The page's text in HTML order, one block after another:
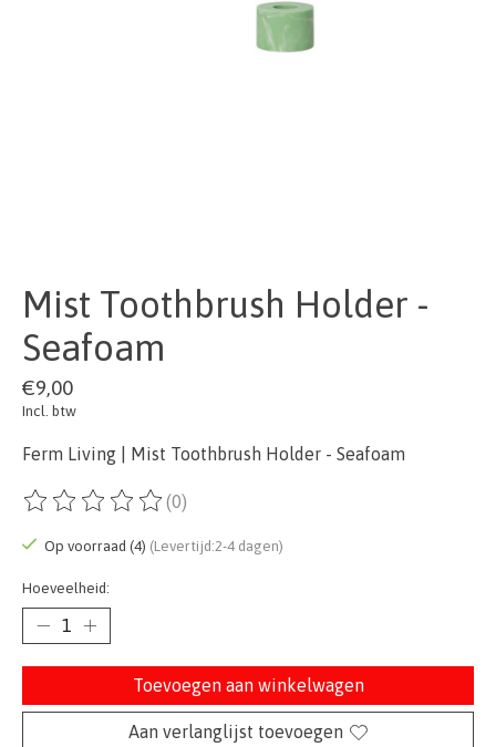
Mist Toothbrush Holder -
Seafoam
€9,00
Incl. btw
Ferm Living | Mist Toothbrush Holder - Seafoam
De beoordeling van dit product is
(0)
Op voorraad (4) (Levertijd:2-4 dagen)
Hoeveelheid:
Toevoegen aan winkelwagen
Aan verlanglijst toevoegen